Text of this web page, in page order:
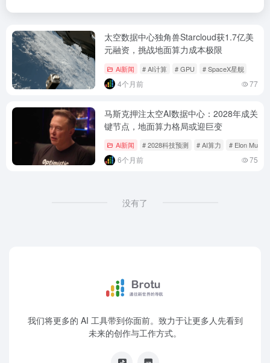
太空数据中心独角兽Starcloud获1.7亿美
元融资，挑战地面算力成本极限
Ai新闻 # AI计算 # GPU # SpaceX星舰
4个月前 77
马斯克押注太空AI数据中心：2028年成关
键节点，地面算力格局或迎巨变
Ai新闻 # 2028科技预测 # AI算力 # Elon Musk
6个月前 75
没有了
我们将更多的 AI 工具带到你面前。致力于让更多人先看到
未来的创作与工作方式。